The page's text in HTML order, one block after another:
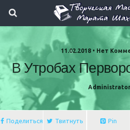
11.02.2018 • Нет
В Утробах
Administrator
Поделиться Твитнуть Pin